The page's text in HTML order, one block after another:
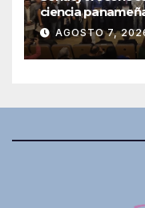
ciencia
AGOSTO 7,